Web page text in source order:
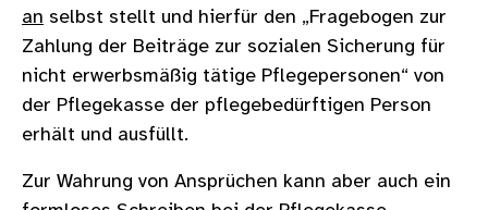
an selbst stellt und hierfür den „Fragebogen zur
Zahlung der Beiträge zur sozialen Sicherung für
nicht erwerbsmäßig tätige Pflegepersonen“ von
der Pflegekasse der pflegebedürftigen Person
erhält und ausfüllt.
Zur Wahrung von Ansprüchen kann aber auch ein